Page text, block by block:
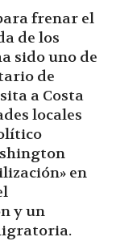
frenar el
de los
sido uno de
de
a Costa
locales
en
y un